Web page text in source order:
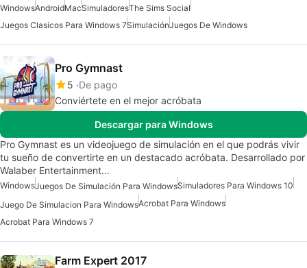
WindowsAndroidMacSimuladoresThe Sims Social
Juegos Clasicos Para Windows 7SimulaciónJuegos De Windows
Pro Gymnast
5 De pago
Conviértete en el mejor acróbata
Descargar para Windows
Pro Gymnast es un videojuego de simulación en el que podrás vivir
tu sueño de convertirte en un destacado acróbata. Desarrollado por
Walaber Entertainment…
WindowsJuegos De Simulación Para WindowsSimuladores Para Windows 10
Juego De Simulacion Para WindowsAcrobat Para Windows
Acrobat Para Windows 7
Farm Expert 2017